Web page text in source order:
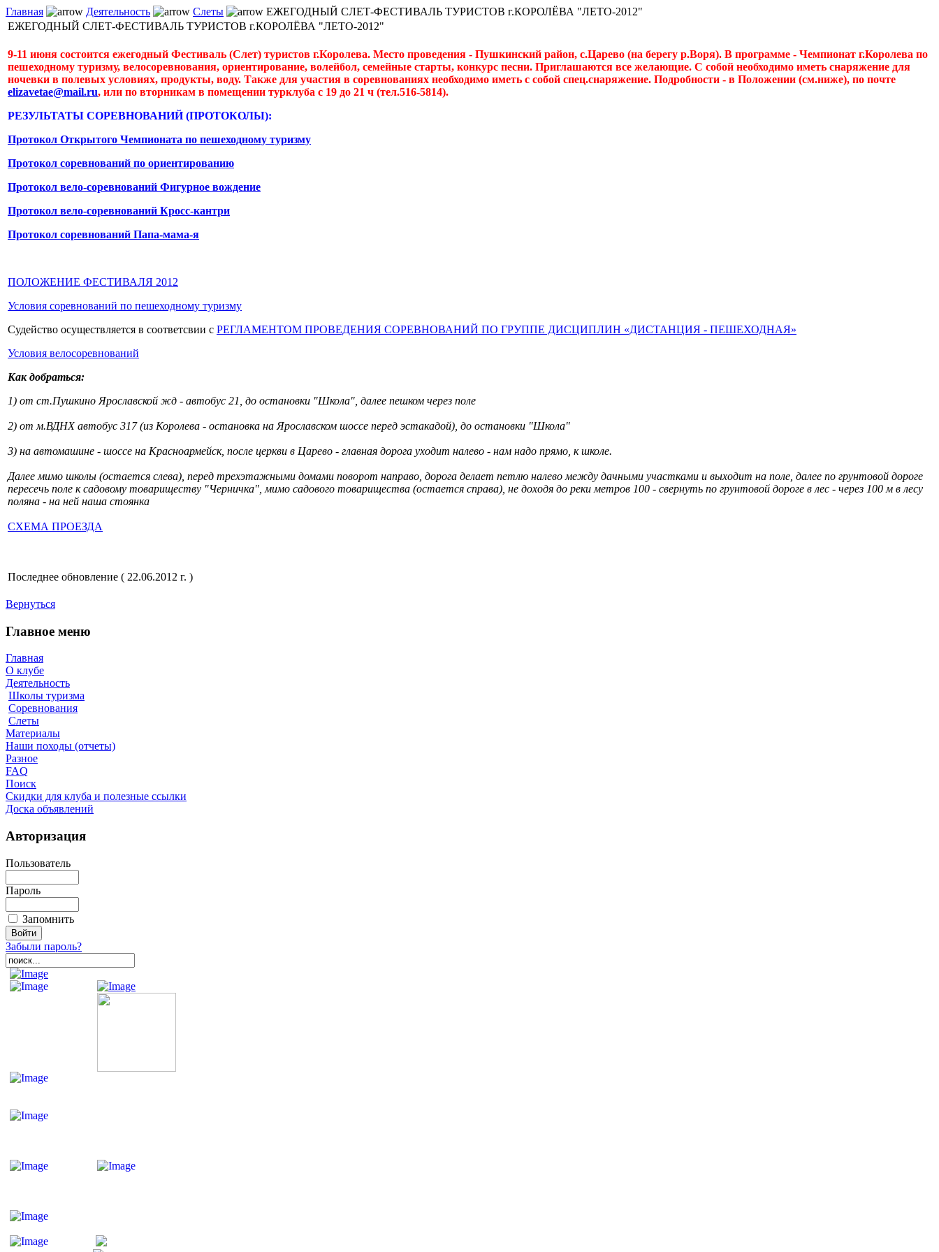
Главная Деятельность Слеты
ЕЖЕГОДНЫЙ СЛЕТ-ФЕСТИВАЛЬ ТУРИСТОВ г.КОРОЛЁВА "ЛЕТО-2012"
ЕЖЕГОДНЫЙ СЛЕТ-ФЕСТИВАЛЬ ТУРИСТОВ г.КОРОЛЁВА "ЛЕТО-2012"
9-11 июня состоится ежегодный Фестиваль (Слет) туристов г.Королева. Место проведения - Пушкинский район, с.Царево (на берегу р.Воря). В программе - Чемпионат г.Королева по
пешеходному туризму, велосоревнования, ориентирование, волейбол, семейные старты, конкурс песни. Приглашаются все желающие. С собой необходимо иметь снаряжение для
ночевки в полевых условиях, продукты, воду. Также для участия в соревнованиях необходимо иметь с собой спец.снаряжение. Подробности - в Положении (см.ниже), по почте
elizavetae@mail.ru, или по вторникам в помещении турклуба с 19 до 21 ч (тел.516-5814).
РЕЗУЛЬТАТЫ СОРЕВНОВАНИЙ (ПРОТОКОЛЫ):
Протокол Открытого Чемпионата по пешеходному туризму
Протокол соревнований по ориентированию
Протокол вело-соревнований Фигурное вождение
Протокол вело-соревнований Кросс-кантри
Протокол соревнований Папа-мама-я
ПОЛОЖЕНИЕ ФЕСТИВАЛЯ 2012
Условия соревнований по пешеходному туризму
Судейство осуществляется в соответсвии с РЕГЛАМЕНТОМ ПРОВЕДЕНИЯ СОРЕВНОВАНИЙ ПО ГРУППЕ ДИСЦИПЛИН «ДИСТАНЦИЯ - ПЕШЕХОДНАЯ»
Условия велосоревнований
Как добраться:
1) от ст.Пушкино Ярославской жд - автобус 21, до остановки "Школа", далее пешком через поле
2) от м.ВДНХ автобус 317 (из Королева - остановка на Ярославском шоссе перед эстакадой), до остановки "Школа"
3) на автомашине - шоссе на Красноармейск, после церкви в Царево - главная дорога уходит налево - нам надо прямо, к школе.
Далее мимо школы (остается слева), перед трехэтажными домами поворот направо, дорога делает петлю налево между дачными участками и выходит на поле, далее по грунтовой дороге
пересечь поле к садовому товариществу "Черничка", мимо садового товарищества (остается справа), не доходя до реки метров 100 - свернуть по грунтовой дороге в лес - через 100 м в лесу
поляна - на ней наша стоянка
СХЕМА ПРОЕЗДА
Последнее обновление ( 22.06.2012 г. )
Вернуться
Главное меню
Главная
О клубе
Деятельность
Школы туризма
Соревнования
Слеты
Материалы
Наши походы (отчеты)
Разное
FAQ
Поиск
Скидки для клуба и полезные ссылки
Доска объявлений
Авторизация
Пользователь
Пароль
Запомнить
Забыли пароль?